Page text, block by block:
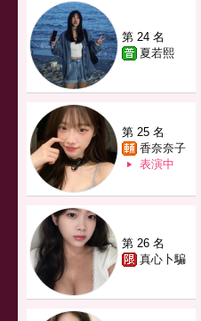
第 24 名
夏若熙
第 25 名
香奈奈子
表演中
第 26 名
真心卜騙